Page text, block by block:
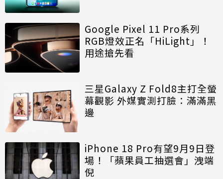
Google Pixel 11 Pro系列
RGB燈效正名「HiLight」！
用途搶先看
三星Galaxy Z Fold8主打全螢
幕觀影 外媒實測打臉：滿滿黑
邊
iPhone 18 Pro有望9月9日登
場！「蘋果員工抽選會」洩端
倪